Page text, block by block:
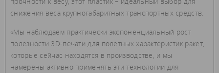
снижения веса крупногабаритных транспортных средств.
«Мы наблюдаем практически экспоненциальный рост
полезности 3D-печати для полетных характеристик ракет,
которые сейчас находятся в производстве, и мы
намерены активно применять эти технологии для